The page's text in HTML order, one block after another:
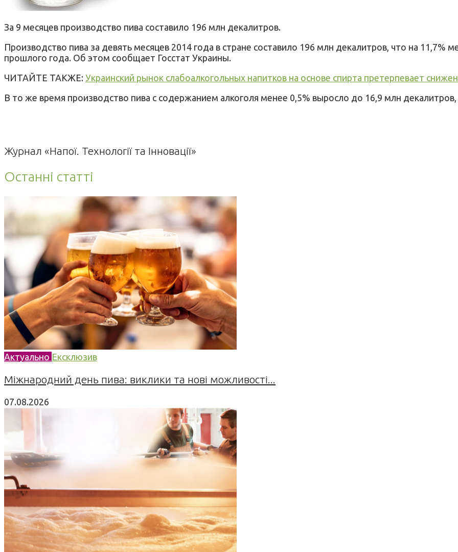
За 9 месяцев производство пива составило 196 млн декалитров.
Производство пива за девять месяцев 2014 года в стране составило 196 млн декалитров что на 11,7%
прошлого года. Об этом сообщает Госстат Украины.
ЧИТАЙТЕ ТАКЖЕ: Украинский рынок слабоалкогольных напитков на основе спирта претерпевает
В то же время производство пива с содержанием алкоголя менее 0,5% выросло до 16,9 млн декалитров
Журнал «Напої. Технології та Інновації»
Останні статті
Актуально Ексклюзив
Міжнародний день пива: виклики та нові можливості...
07.08.2026